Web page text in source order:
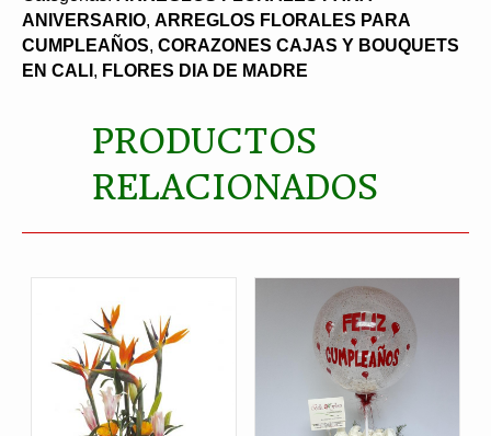
cantidad
ANIVERSARIO, ARREGLOS FLORALES PARA
CUMPLEAÑOS, CORAZONES CAJAS Y BOUQUETS
EN CALI , FLORES DIA DE MADRE
PRODUCTOS
RELACIONADOS